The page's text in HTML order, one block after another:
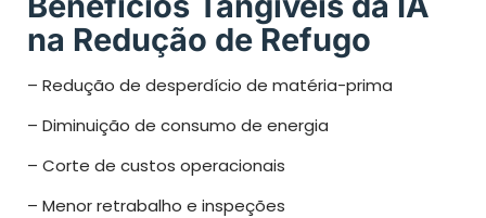
na Redução de Refugo
– Redução de desperdício de matéria-prima
– Diminuição de consumo de energia
– Corte de custos operacionais
– Menor retrabalho e inspeções